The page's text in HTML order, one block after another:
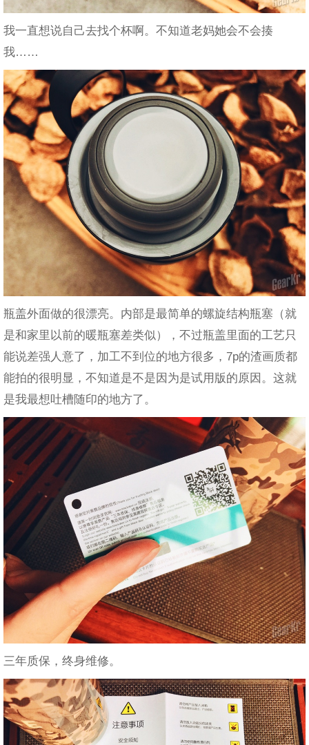
我一直想说自己去找个杯啊。不知道老妈她会不会揍
我……
瓶盖外面做的很漂亮。内部是最简单的螺旋结构瓶塞（就
是和家里以前的暖瓶塞差类似），不过瓶盖里面的工艺只
能说差强人意了，加工不到位的地方很多，7p的渣画质都
能拍的很明显，不知道是不是因为是试用版的原因。这就
是我最想吐槽随印的地方了。
三年质保，终身维修。